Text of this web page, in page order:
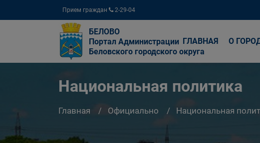
Прием граждан 2-29-04
БЕЛОВО
Портал Администрации
Беловского городского округа
ГЛАВНАЯ О
Национальная политика
Главная Официально Национальная